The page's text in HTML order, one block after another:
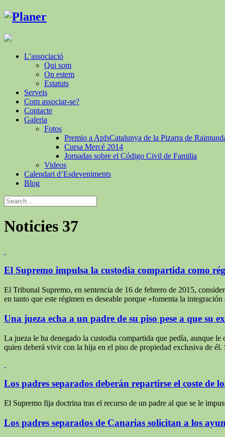
L’associació
Qui som
On estem
Estatuts
Serveis
Com associar-se?
Contacte
Galeria
Fotos
Premio a ApfsCatalunya de la Pizarra de
Cursa Mercé 2014
Jornadas sobre el Código Civil de Familia
Videos
Calendari d’Esdeveniments
Blog
Noticies 37
El Supremo impulsa la custodia compartida como
El Tribunal Supremo, en sentencia de 16 de febrero de 2015,
en tanto que este régimen es deseable porque «fomenta la
Una jueza echa a un padre de su piso pese a que su
La jueza le ha denegado la custodia compartida que pedía, aunque
quien deberá vivir con la hija en el piso de propiedad exclusiva de
Los padres separados deberán repartirse el coste de
El Supremo fija doctrina tras el recurso de un padre al que se le
Los padres separados de Canarias solicitan a los